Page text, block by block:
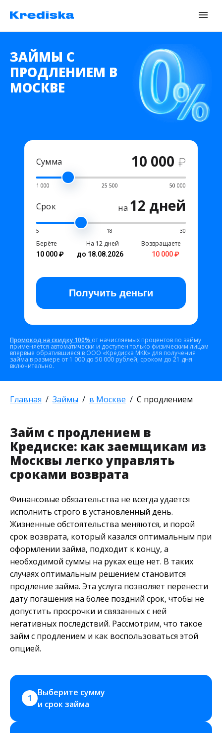
ЗАЙМЫ С
ПРОДЛЕНИЕМ В
МОСКВЕ
Сумма 10 000 ₽
1 000 25 500 50 000
Срок на 12 дней
5 18 30
Берёте
10 000 ₽
На 12 дней
до 18.08.2026
Возвращаете
10 000 ₽
Получить деньги
Промокод на скидку 100% от начисляемых процентов по займу
применяется автоматически и доступен только физическим лицам
впервые обратившиеся в ООО «Кредиска МКК» для получения
займа в размере от 1 000 до 50 000 рублей, сроком до 21 дня
включительно.
Главная Займы в Москве С продлением
Займ с продлением в
Кредиске: как заемщикам из
Москвы легко управлять
сроками возврата
Финансовые обязательства не всегда удается
исполнить строго в установленный день.
Жизненные обстоятельства меняются, и порой
срок возврата, который казался оптимальным при
оформлении займа, подходит к концу, а
необходимой суммы на руках еще нет. В таких
случаях оптимальным решением становится
продление займа. Эта услуга позволяет перенести
дату погашения на более поздний срок, чтобы не
допустить просрочки и связанных с ней
негативных последствий. Рассмотрим, что такое
займ с продлением и как воспользоваться этой
опцией.
1
Выберите сумму
и срок займа